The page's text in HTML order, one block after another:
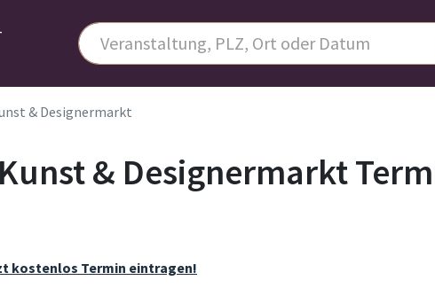
& Designermarkt
& Designermarkt
kostenlos Termin eintragen!